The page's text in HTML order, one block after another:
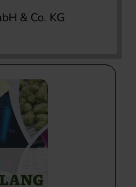
& Co. KG